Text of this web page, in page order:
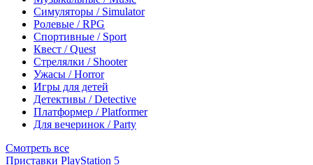
Симуляторы / Simulator
Ролевые / RPG
Спортивные / Sport
Квест / Quest
Стрелялки / Shooter
Ужасы / Horror
Игры для детей
Детективы / Detective
Платформер / Platformer
Для вечеринок / Party
Смотреть все
Приставки PlayStation 5